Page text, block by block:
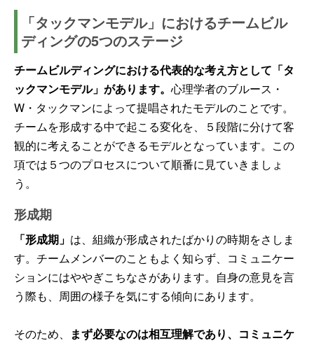
「タックマンモデル」におけるチームビル
ディングの5つのステージ
チームビルディングにおける代表的な考え方として「タ
ックマンモデル」があります。 心理学者のブルース・
W・タックマンによって提唱されたモデルのことです。
チームを形成する中で起こる変化を、５段階に分けて客
観的に考えることができるモデルとなっています。この
項では５つのプロセスについて順番に見ていきましょ
う。
形成期
「形成期」 は、組織が形成されたばかりの時期をさしま
す。チームメンバーのこともよく知らず、コミュニケー
ションにはややぎこちなさがあります。自身の意見を言
う際も、周囲の様子を気にする傾向にあります。
そのため、
まず必要なのは相互理解であり、コミュニケ